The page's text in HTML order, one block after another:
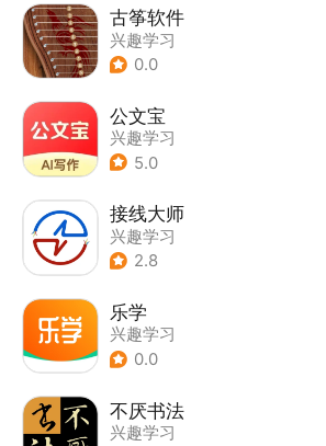
古筝软件
兴趣学习
0.0
公文宝
兴趣学习
5.0
接线大师
兴趣学习
2.8
乐学
兴趣学习
0.0
不厌书法
兴趣学习